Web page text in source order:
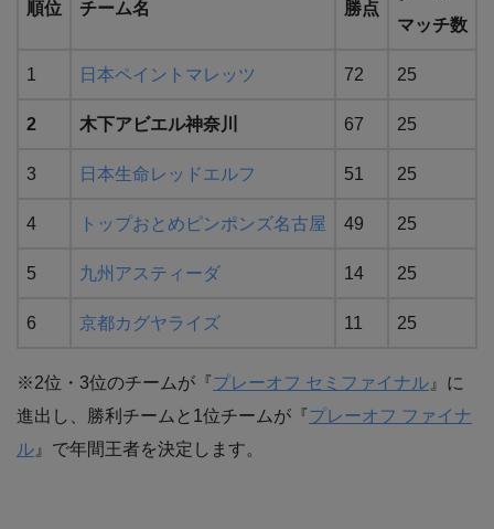
順位 チーム名 勝点
マッチ数
1 日本ペイントマレッツ 72 25
2 木下アビエル神奈川 67 25
3 日本生命レッドエルフ 51 25
4 トップおとめピンポンズ名古屋 49 25
5 九州アスティーダ 14 25
6 京都カグヤライズ 11 25
※2位・3位のチームが『プレーオフ セミファイナル 』に
進出し、勝利チームと1位チームが『プレーオフ ファイナ
ル 』で年間王者を決定します。